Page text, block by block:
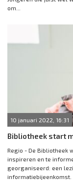
om...
10 januari 2022, 16:31
Bibliotheek start
Regio - De Bibliotheek
inspireren en te
georganiseerd: een
informatiebijeenkomst.